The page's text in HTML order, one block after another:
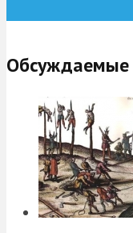
Обсуждаемые